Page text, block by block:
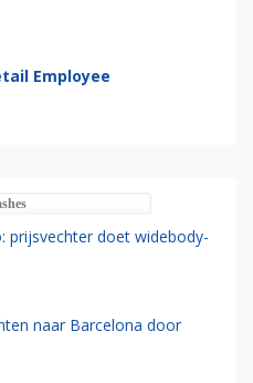
Employee
prijsvechter doet widebody-
naar Barcelona door